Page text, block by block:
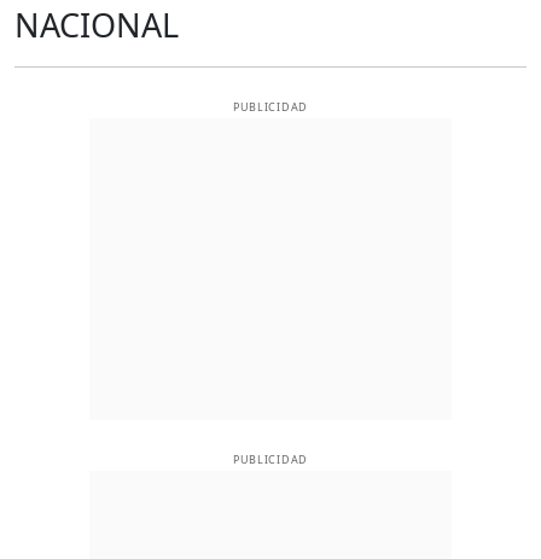
NACIONAL
PUBLICIDAD
PUBLICIDAD